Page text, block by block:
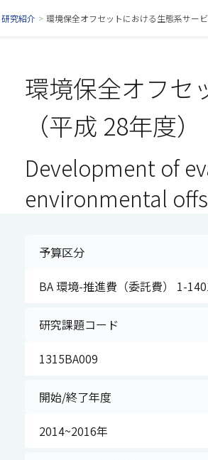
す）ます）
研究紹介 > 環境保全オフセットにおける生態系サー
環境保全オフセ
（平成 28年度）
Development of
environmental
予算区分
BA 環境-推進費（委託費） 1-
研究課題コード
1315BA009
開始/終了年度
2014~2016年